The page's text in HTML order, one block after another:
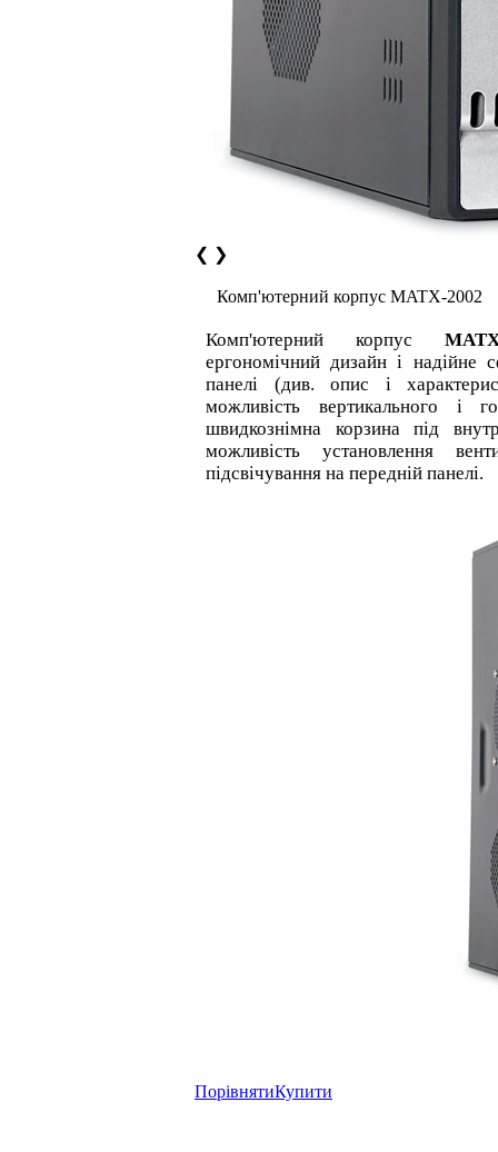
❮ ❯
Комп'ютерний корпус MATX-2002
Комп'ютерний корпус
ергономічний дизайн і надійне
панелі (див. опис і
можливість вертикального і
швидкознімна корзина під
можливість установлення
підсвічування на передній панелі.
ПорівнятиКупити